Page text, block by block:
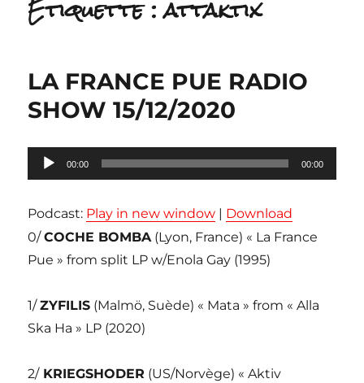
Étiquette :attaktix
LA FRANCE PUE RADIO
SHOW 15/12/2020
Lecteur
audio
00:00 00:00
Podcast: Play in new window | Download
0/COCHE BOMBA(Lyon, France) « La France
Pue » from split LP w/Enola Gay (1995)
1/ZYFILIS (Malmö, Suède) « Mata » from « Alla
Ska Ha » LP (2020)
2/KRIEGSHODER (US/Norvège) « Aktiv